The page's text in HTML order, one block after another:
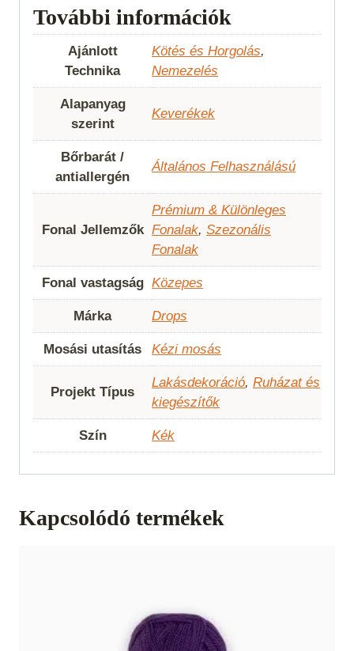
További információk
Ajánlott
Technika
Kötés és Horgolás,
Nemezelés
Alapanyag
szerint
Keverékek
Bőrbarát /
antiallergén
Általános Felhasználású
Fonal Jellemzők
Prémium & Különleges
Fonalak, Szezonális
Fonalak
Fonal vastagság Közepes
Márka Drops
Mosási utasítás Kézi mosás
Projekt Típus
Lakásdekoráció, Ruházat és
kiegészítők
Szín Kék
Kapcsolódó termékek